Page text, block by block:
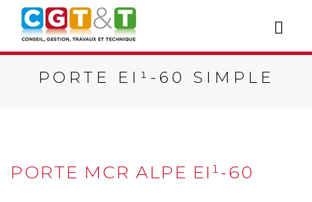
PORTE EI¹-60 SIMPLE
PORTE MCR ALPE EI¹-60